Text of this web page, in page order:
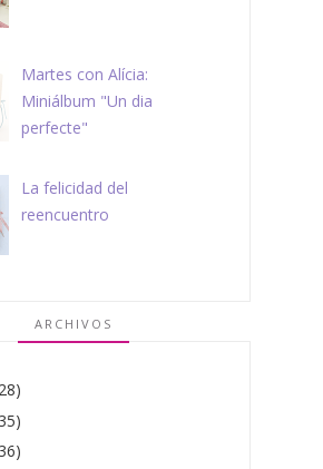
Martes con Alícia:
Miniálbum "Un dia
perfecte"
La felicidad del
reencuentro
ARCHIVOS